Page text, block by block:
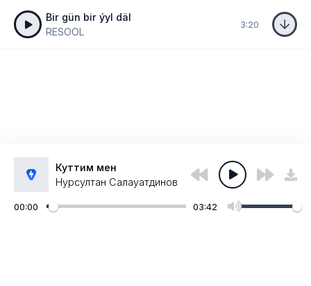
Bir gün bir ýyl däl
RESOOL
3:20
Куттим мен
Нурсултан Салауатдинов
00:00 03:42